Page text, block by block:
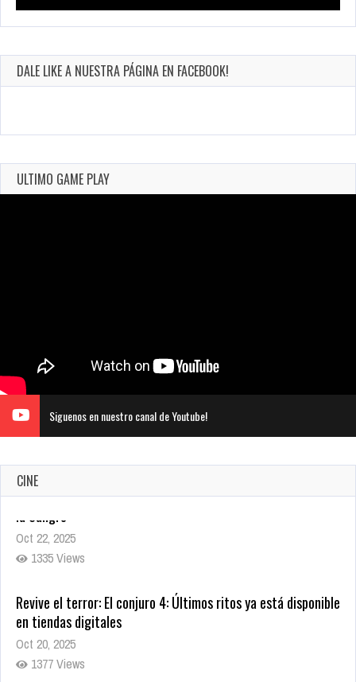
DALE LIKE A NUESTRA PÁGINA EN FACEBOOK!
ULTIMO GAME PLAY
Siguenos en nuestro canal de Youtube!
CINE
Revive el terror: El conjuro 4: Últimos ritos ya está disponible
en tiendas digitales
1377 Views
Warner Bros. lleva a las tiendas digitales su racha de
registros con sus últimas 6 películas